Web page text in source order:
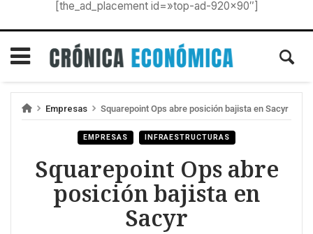
[the_ad_placement id=»top-ad-920×90″]
Empresas Squarepoint Ops abre posición bajista en Sacyr
EMPRESAS INFRAESTRUCTURAS
Squarepoint Ops abre
posición bajista en
Sacyr